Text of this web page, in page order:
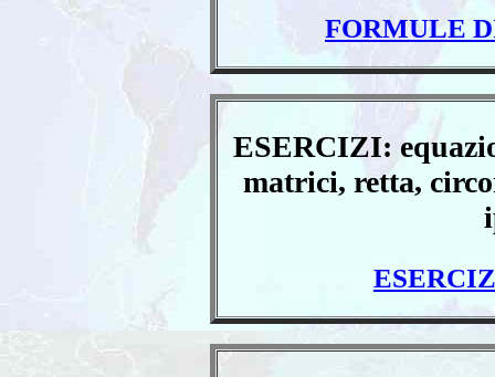
FORMULE
ESERCIZI:
matrici, retta,